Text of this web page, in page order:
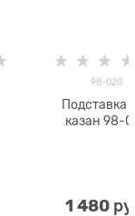
98-020
Подставка
казан 98-
1 480